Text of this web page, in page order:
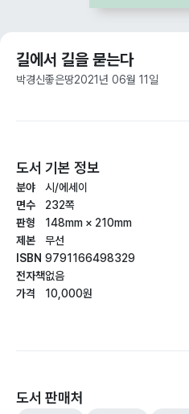
길에서 길을 묻는다
박경신좋은땅2021년 06월 11일
도서 기본 정보
분야
면수
판형
제본
ISBN
전자책
가격
시/에세이
232쪽
148mm × 210mm
무선
9791166498329
없음
10,000원
도서 판매처